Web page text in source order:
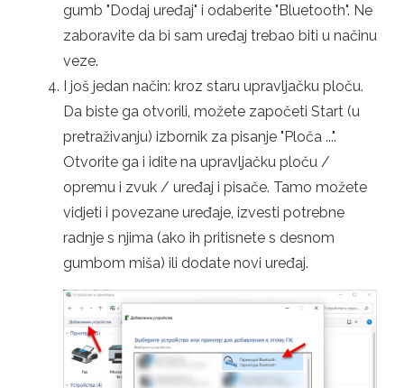
gumb "Dodaj uređaj" i odaberite "Bluetooth". Ne
zaboravite da bi sam uređaj trebao biti u načinu
veze.
I još jedan način: kroz staru upravljačku ploču.
Da biste ga otvorili, možete započeti Start (u
pretraživanju) izbornik za pisanje "Ploča ...".
Otvorite ga i idite na upravljačku ploču /
opremu i zvuk / uređaj i pisače. Tamo možete
vidjeti i povezane uređaje, izvesti potrebne
radnje s njima (ako ih pritisnete s desnom
gumbom miša) ili dodate novi uređaj.